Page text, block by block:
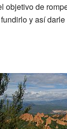
objetivo de
y así darle